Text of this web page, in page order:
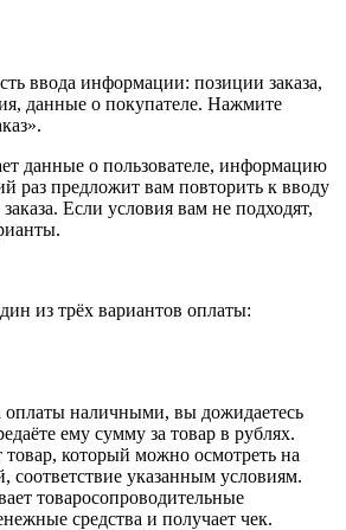
ввода информации: позиции заказа,
данные о покупателе. Нажмите
данные о пользователе, информацию
раз предложит вам повторить к вводу
Если условия вам не подходят,
из трёх вариантов оплаты:
наличными, вы дожидаетесь
ему сумму за товар в рублях.
товар, который можно осмотреть на
соответствие указанным условиям.
товаросопроводительные
средства и получает чек.